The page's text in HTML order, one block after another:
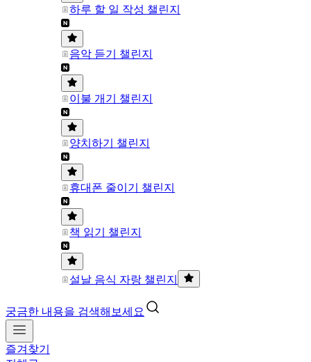
하루 할 일 작성 챌린지
음악 듣기 챌린지
이불 개기 챌린지
양치하기 챌린지
휴대폰 줄이기 챌린지
책 읽기 챌린지
설날 음식 자랑 챌린지
궁금한 내용을 검색해보세요
즐겨찾기